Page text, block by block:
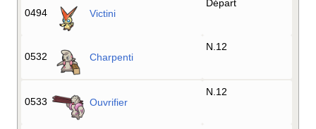
0494 Victini
Départ
0532 Charpenti
N.12
0533 Ouvrifier
N.12